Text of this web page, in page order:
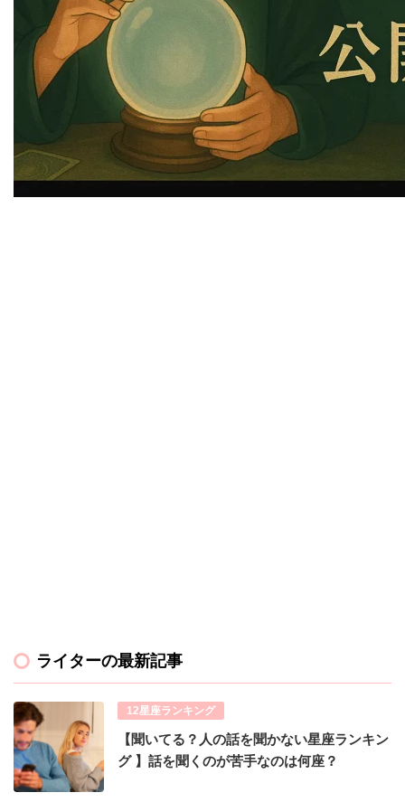
ライターの最新記事
12星座ランキング
【聞いてる？人の話を聞かない星座ランキン
グ 】話を聞くのが苦手なのは何座？